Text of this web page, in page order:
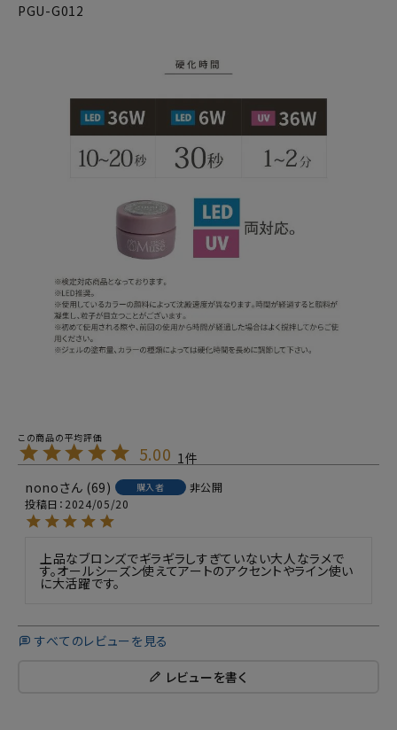
PGU-G012
5.00 1
nono
69 購入者
非公開
投稿日
2024/05/20
上品なブロンズでギラギラしすぎていない大人なラメで
す。オールシーズン使えてアートのアクセントやライン使い
に大活躍です。
すべてのレビューを見る
レビューを書く